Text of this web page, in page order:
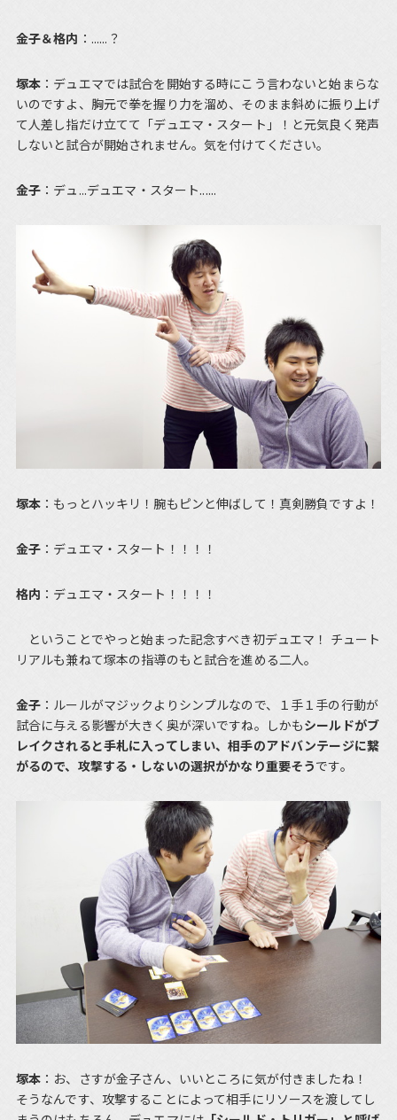
金子＆格内 ：......？
塚本 ：デュエマでは試合を開始する時にこう言わないと始まらな
いのですよ、胸元で拳を握り力を溜め、そのまま斜めに振り上げ
て人差し指だけ立てて「デュエマ・スタート」！と元気良く発声
しないと試合が開始されません。気を付けてください。
金子 ：デュ...デュエマ・スタート......
塚本 ：もっとハッキリ！腕もピンと伸ばして！真剣勝負ですよ！
金子 ：デュエマ・スタート！！！！
格内 ：デュエマ・スタート！！！！
ということでやっと始まった記念すべき初デュエマ！ チュート
リアルも兼ねて塚本の指導のもと試合を進める二人。
金子 ：ルールがマジックよりシンプルなので、１手１手の行動が
試合に与える影響が大きく奥が深いですね。しかもシールドがブ
レイクされると手札に入ってしまい、相手のアドバンテージに繋
がるので、攻撃する・しないの選択がかなり重要そうです。
塚本 ：お、さすが金子さん、いいところに気が付きましたね！
そうなんです、攻撃することによって相手にリソースを渡してし